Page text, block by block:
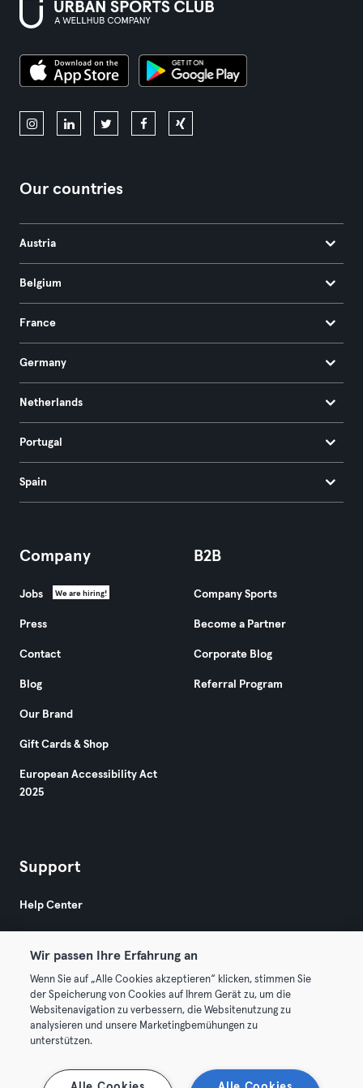
Our countries
Austria
Belgium
France
Germany
Netherlands
Portugal
Spain
Company
Jobs We are hiring!
Press
Contact
Blog
Our Brand
Gift Cards & Shop
European Accessibility Act
2025
B2B
Company Sports
Become a Partner
Corporate Blog
Referral Program
Support
Help Center
© 2026 Urban Sports Group GmbH. All rights reserved.
Terms & Conditions
Terminate contracts here Withdraw contracts here
Wir passen Ihre Erfahrung an
Wenn Sie auf „Alle Cookies akzeptieren“ klicken, stimmen Sie
der Speicherung von Cookies auf Ihrem Gerät zu, um die
Websitenavigation zu verbessern, die Websitenutzung zu
analysieren und unsere Marketingbemühungen zu
unterstützen.